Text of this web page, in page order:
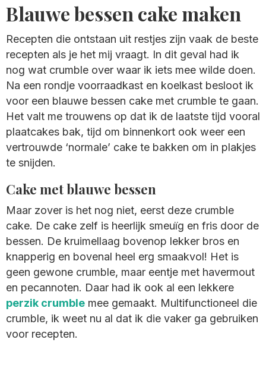
Blauwe bessen cake maken
Recepten die ontstaan uit restjes zijn vaak de beste
recepten als je het mij vraagt. In dit geval had ik
nog wat crumble over waar ik iets mee wilde doen.
Na een rondje voorraadkast en koelkast besloot ik
voor een blauwe bessen cake met crumble te gaan.
Het valt me trouwens op dat ik de laatste tijd vooral
plaatcakes bak, tijd om binnenkort ook weer een
vertrouwde ‘normale’ cake te bakken om in plakjes
te snijden.
Cake met blauwe bessen
Maar zover is het nog niet, eerst deze crumble
cake. De cake zelf is heerlijk smeuïg en fris door de
bessen. De kruimellaag bovenop lekker bros en
knapperig en bovenal heel erg smaakvol! Het is
geen gewone crumble, maar eentje met havermout
en pecannoten. Daar had ik ook al een lekkere
perzik crumble mee gemaakt. Multifunctioneel die
crumble, ik weet nu al dat ik die vaker ga gebruiken
voor recepten.